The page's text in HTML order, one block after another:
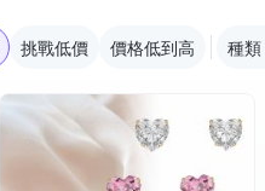
挑戰低價 價格低到高 種類